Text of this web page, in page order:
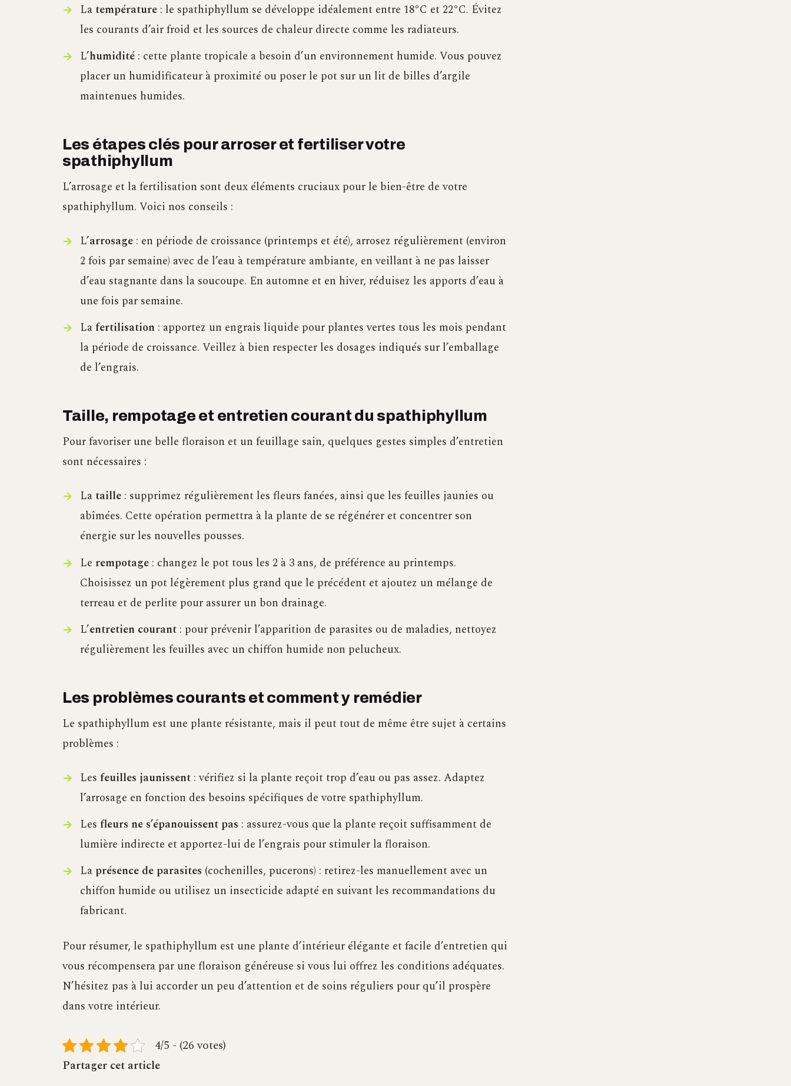
La température : le spathiphyllum se développe idéalement entre 18°C et 22°C. Évitez
les courants d’air froid et les sources de chaleur directe comme les radiateurs.
L’humidité : cette plante tropicale a besoin d’un environnement humide. Vous pouvez
placer un humidificateur à proximité ou poser le pot sur un lit de billes d’argile
maintenues humides.
Les étapes clés pour arroser et fertiliser votre
spathiphyllum
L’arrosage et la fertilisation sont deux éléments cruciaux pour le bien-être de votre
spathiphyllum. Voici nos conseils :
L’arrosage : en période de croissance (printemps et été), arrosez régulièrement (environ
2 fois par semaine) avec de l’eau à température ambiante, en veillant à ne pas laisser
d’eau stagnante dans la soucoupe. En automne et en hiver, réduisez les apports d’eau à
une fois par semaine.
Lafertilisation : apportez un engrais liquide pour plantes vertes tous les mois pendant
la période de croissance. Veillez à bien respecter les dosages indiqués sur l’emballage
de l’engrais.
Taille, rempotage et entretien courant du spathiphyllum
Pour favoriser une belle floraison et un feuillage sain, quelques gestes simples d’entretien
sont nécessaires :
La taille : supprimez régulièrement les fleurs fanées, ainsi que les feuilles jaunies ou
abîmées. Cette opération permettra à la plante de se régénérer et concentrer son
énergie sur les nouvelles pousses.
Le rempotage : changez le pot tous les 2 à 3 ans, de préférence au printemps.
Choisissez un pot légèrement plus grand que le précédent et ajoutez un mélange de
terreau et de perlite pour assurer un bon drainage.
L’entretien courant : pour prévenir l’apparition de parasites ou de maladies, nettoyez
régulièrement les feuilles avec un chiffon humide non pelucheux.
Les problèmes courants et comment y remédier
Le spathiphyllum est une plante résistante, mais il peut tout de même être sujet à certains
problèmes :
Les feuilles jaunissent : vérifiez si la plante reçoit trop d’eau ou pas assez. Adaptez
l’arrosage en fonction des besoins spécifiques de votre spathiphyllum.
Les fleurs ne s’épanouissent pas : assurez-vous que la plante reçoit suffisamment de
lumière indirecte et apportez-lui de l’engrais pour stimuler la floraison.
La présence de parasites (cochenilles, pucerons) : retirez-les manuellement avec un
chiffon humide ou utilisez un insecticide adapté en suivant les recommandations du
fabricant.
Pour résumer, le spathiphyllum est une plante d’intérieur élégante et facile d’entretien qui
vous récompensera par une floraison généreuse si vous lui offrez les conditions adéquates.
N’hésitez pas à lui accorder un peu d’attention et de soins réguliers pour qu’il prospère
dans votre intérieur.
4/5 - (26 votes)
Partager cet article